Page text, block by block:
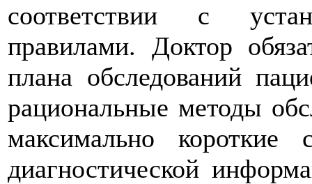
соответствии с
правилами. Доктор
плана обследований
рациональные методы
максимально
диагностической